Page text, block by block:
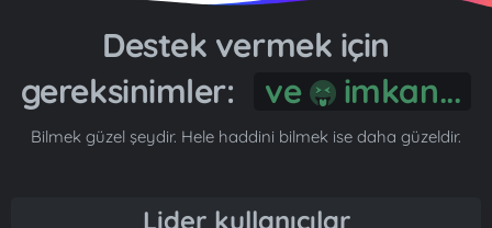
Destek vermek için
gereksinimler:
ve imkan...
Bilmek güzel şeydir. Hele haddini bilmek ise daha güzeldir.
Lider kullanıcılar